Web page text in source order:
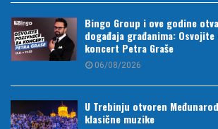
Bingo Group i ove godine
događaja građanima:
koncert Petra Graše
06/08/2026
U Trebinju otvoren
klasične muzike